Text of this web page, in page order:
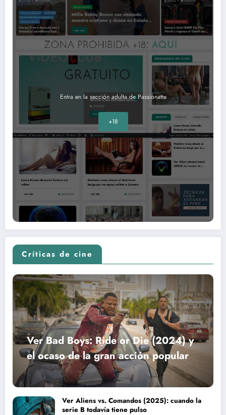
Entra en la sección adulta de Passionatte
+18
Críticas de cine
Ver Bad Boys: Ride or Die (2024) y
el ocaso de la gran acción popular
Ver Aliens vs. Comandos (2025): cuando la
serie B todavía tiene pulso